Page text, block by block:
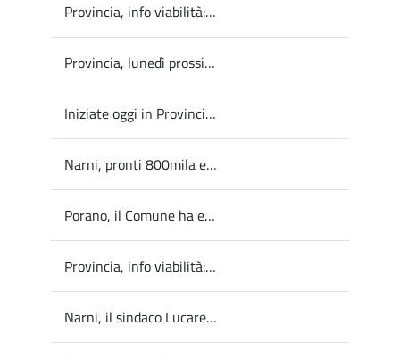
Provincia, info viabilità: Altro senso unico con semaforo sulla SP 4 Arronese
Provincia, lunedì prossimo si riunisce il Consiglio provinciale; ieri la prima commissione ha esaminato l’ordine del giorno
Iniziate oggi in Provincia le conferenze partecipative sulla scuola
Narni, pronti 800mila euro per la bonifica del sito dismesso ex Adica di Nera Montoro
Porano, il Comune ha eseguito interventi per il miglioramento di alcuni tratti stradali
Provincia, info viabilità: modifiche al traffico nei comuni di Montefranco, Arrone e Montecchio
Narni, il sindaco Lucarelli su integrazione sanitaria: ”L’ospedale narnese può ridurre il sovraffollamento di Terni, il nuovo comprensoriale resta una priorità”